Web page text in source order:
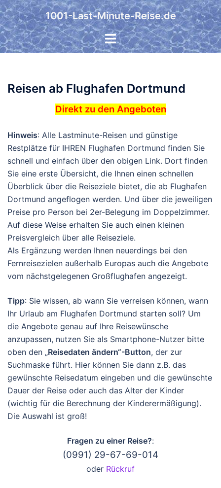
Zum
Inhalt
springen
1001-Last-Minute-Reise.de
Reisen ab Flughafen Dortmund
Direkt zu den Angeboten
Hinweis: Alle Lastminute-Reisen und günstige
Restplätze für IHREN Flughafen Dortmund finden Sie
schnell und einfach über den obigen Link. Dort finden
Sie eine erste Übersicht, die Ihnen einen schnellen
Überblick über die Reiseziele bietet, die ab Flughafen
Dortmund angeflogen werden. Und über die jeweiligen
Preise pro Person bei 2er-Belegung im Doppelzimmer.
Auf diese Weise erhalten Sie auch einen kleinen
Preisvergleich über alle Reiseziele.
Als Ergänzung werden Ihnen neuerdings bei den
Fernreisezielen außerhalb Europas auch die Angebote
vom nächstgelegenen Großflughafen angezeigt.
Tipp: Sie wissen, ab wann Sie verreisen können, wann
Ihr Urlaub am Flughafen Dortmund starten soll? Um
die Angebote genau auf Ihre Reisewünsche
anzupassen, nutzen Sie als Smartphone-Nutzer bitte
oben den „Reisedaten ändern“-Button, der zur
Suchmaske führt. Hier können Sie dann z.B. das
gewünschte Reisedatum eingeben und die gewünschte
Dauer der Reise oder auch das Alter der Kinder
(wichtig für die Berechnung der Kinderermäßigung).
Die Auswahl ist groß!
Fragen zu einer Reise?:
(0991) 29-67-69-014
oder Rückruf